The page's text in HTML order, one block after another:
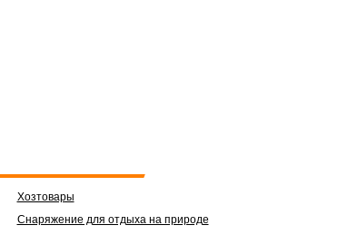
Хозтовары
Снаряжение для отдыха на природе